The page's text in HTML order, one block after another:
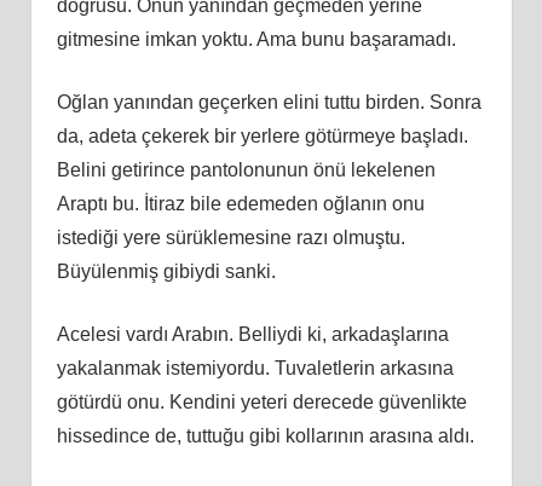
doğrusu. Onun yanından geçmeden yerine
gitmesine imkan yoktu. Ama bunu başaramadı.
Oğlan yanından geçerken elini tuttu birden. Sonra
da, adeta çekerek bir yerlere götürmeye başladı.
Belini getirince pantolonunun önü lekelenen
Araptı bu. İtiraz bile edemeden oğlanın onu
istediği yere sürüklemesine razı olmuştu.
Büyülenmiş gibiydi sanki.
Acelesi vardı Arabın. Belliydi ki, arkadaşlarına
yakalanmak istemiyordu. Tuvaletlerin arkasına
götürdü onu. Kendini yeteri derecede güvenlikte
hissedince de, tuttuğu gibi kollarının arasına aldı.